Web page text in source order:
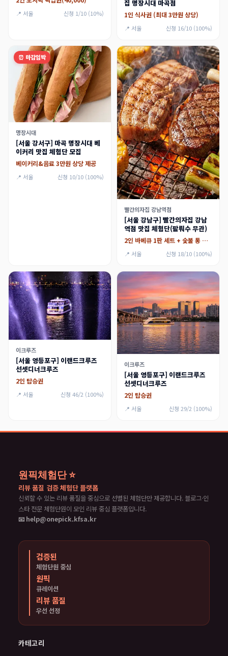
📍 서울 신청 1/10 (10%)
집 명장시대 마곡점
1인 식사권 (최대 3만원 상당)
📍 서울 신청 16/10 (100%)
⏰ 마감임박
명장시대
[서울 강서구] 마곡 명장시대 베
이커리 맛집 체험단 모집
베이커리&음료 3만원 상당 제공
📍 서울 신청 10/10 (100%)
빨간의자집 강남역점
[서울 강남구] 빨간의자집 강남
역점 맛집 체험단(팔뤄수 무관)
2인 바베큐 1판 세트 + 숯불 통 갑오징어
📍 서울 신청 18/10 (100%)
이크루즈
[서울 영등포구] 이랜드크루즈
선셋디너크루즈
2인 탑승권
📍 서울 신청 46/2 (100%)
이크루즈
[서울 영등포구] 이랜드크루즈
선셋디너크루즈
2인 탑승권
📍 서울 신청 29/2 (100%)
원픽체험단 ⭐
리뷰 품질 검증 체험단 플랫폼
신뢰할 수 있는 리뷰 품질을 중심으로 선별된 체험단만 제공합니다. 블로그·인
스타 전문 체험단원이 모인 리뷰 중심 플랫폼입니다.
📧 help@onepick.kfsa.kr
검증된
체험단원 중심
원픽
큐레이션
리뷰 품질
우선 선정
카테고리